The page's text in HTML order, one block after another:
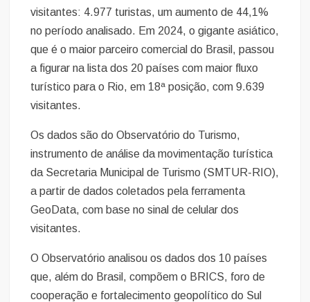
visitantes: 4.977 turistas, um aumento de 44,1%
no período analisado. Em 2024, o gigante asiático,
que é o maior parceiro comercial do Brasil, passou
a figurar na lista dos 20 países com maior fluxo
turístico para o Rio, em 18ª posição, com 9.639
visitantes.
Os dados são do Observatório do Turismo,
instrumento de análise da movimentação turística
da Secretaria Municipal de Turismo (SMTUR-RIO),
a partir de dados coletados pela ferramenta
GeoData, com base no sinal de celular dos
visitantes.
O Observatório analisou os dados dos 10 países
que, além do Brasil, compõem o BRICS, foro de
cooperação e fortalecimento geopolítico do Sul